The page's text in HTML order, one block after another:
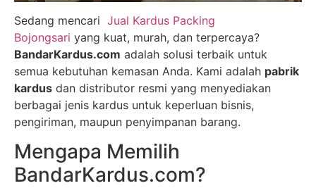
Sedang mencari Jual Kardus Packing
Bojongsari yang kuat, murah, dan terpercaya?
BandarKardus.com adalah solusi terbaik untuk
semua kebutuhan kemasan Anda. Kami adalah pabrik
kardus dan distributor resmi yang menyediakan
berbagai jenis kardus untuk keperluan bisnis,
pengiriman, maupun penyimpanan barang.
Mengapa Memilih
BandarKardus.com?